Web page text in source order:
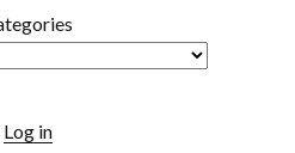
Log in